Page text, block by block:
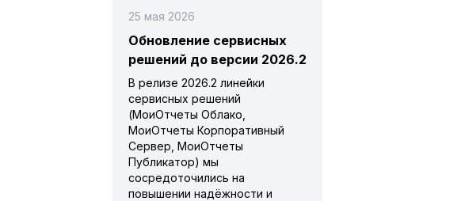
25 мая 2026
Обновление сервисных
решений до версии 2026.2
В релизе 2026.2 линейки
сервисных решений
(МоиОтчеты Облако,
МоиОтчеты Корпоративный
Сервер, МоиОтчеты
Публикатор) мы
сосредоточились на
повышении надёжности и